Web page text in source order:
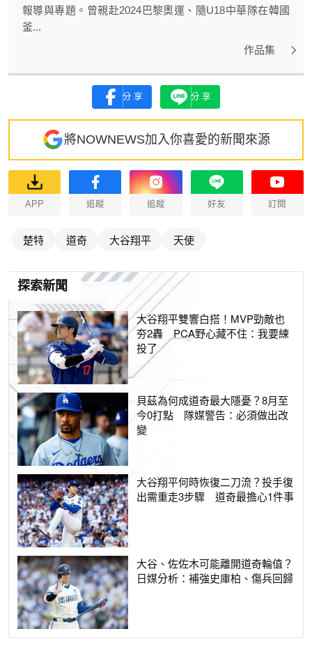
報導與專題。曾親赴2024巴黎奧運、隨U18中華隊在韓國
釜...
作品集
分享 分享
將NOWNEWS加入你喜愛的新聞來源
APP 追蹤 追蹤 好友 訂閱
楚特 道奇 大谷翔平 天使
探索新聞
大谷翔平雙響白搭！MVP勁敵也
夯2轟 PCA野心藏不住：我要練
投了
貝茲為何成道奇最大隱憂？8月至
今0打點 隊媒警告：必須做出改
變
大谷翔平何時恢復二刀流？投手復
出需重走3步驟 道奇最擔心1件事
大谷、佐佐木可能離開道奇輪值？
日媒分析：補強史庫柏、傷兵回歸